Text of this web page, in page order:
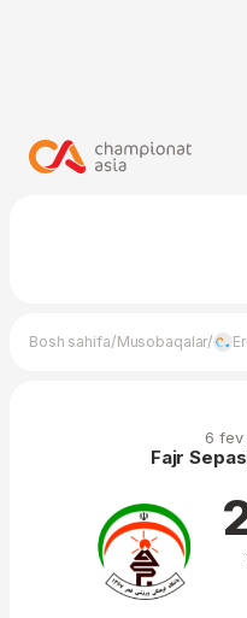
Bosh sahifa/Musobaqalar/
6 fev
Fajr